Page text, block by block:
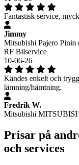
Fantastisk service,
Jimmy
Mitsubishi Pajero Pinin
RF Bilservice
10-06-26
Kändes enkelt och
lämning/hämtning.
Fredrik W.
Mitsubishi
Prisar på
och services